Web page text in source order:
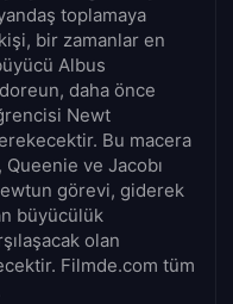
toplamaya
bir zamanlar en
Albus
daha önce
Newt
Bu macera
ve Jacobı
görevi, giderek
büyücülük
olan
Filmde.com tüm